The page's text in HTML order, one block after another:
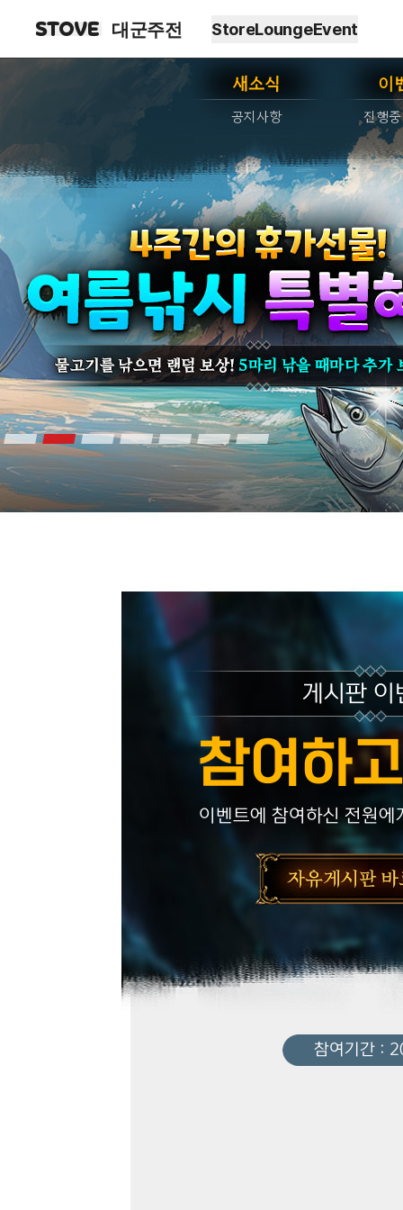
대군주전 StoreLoungeEvent
새소식
공지사항
이
진행
게시판 이
참여하
이벤트에 참여하신 전원
참여기간 :